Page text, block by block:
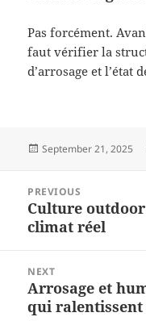
Pas forcément.
faut vérifier la
d’arrosage et l’état
Posted
September 21, 2025
navigation
PREVIOUS
Previous
post:
Culture
climat réel
NEXT
Next
post:
Arrosage et
qui ralentissent